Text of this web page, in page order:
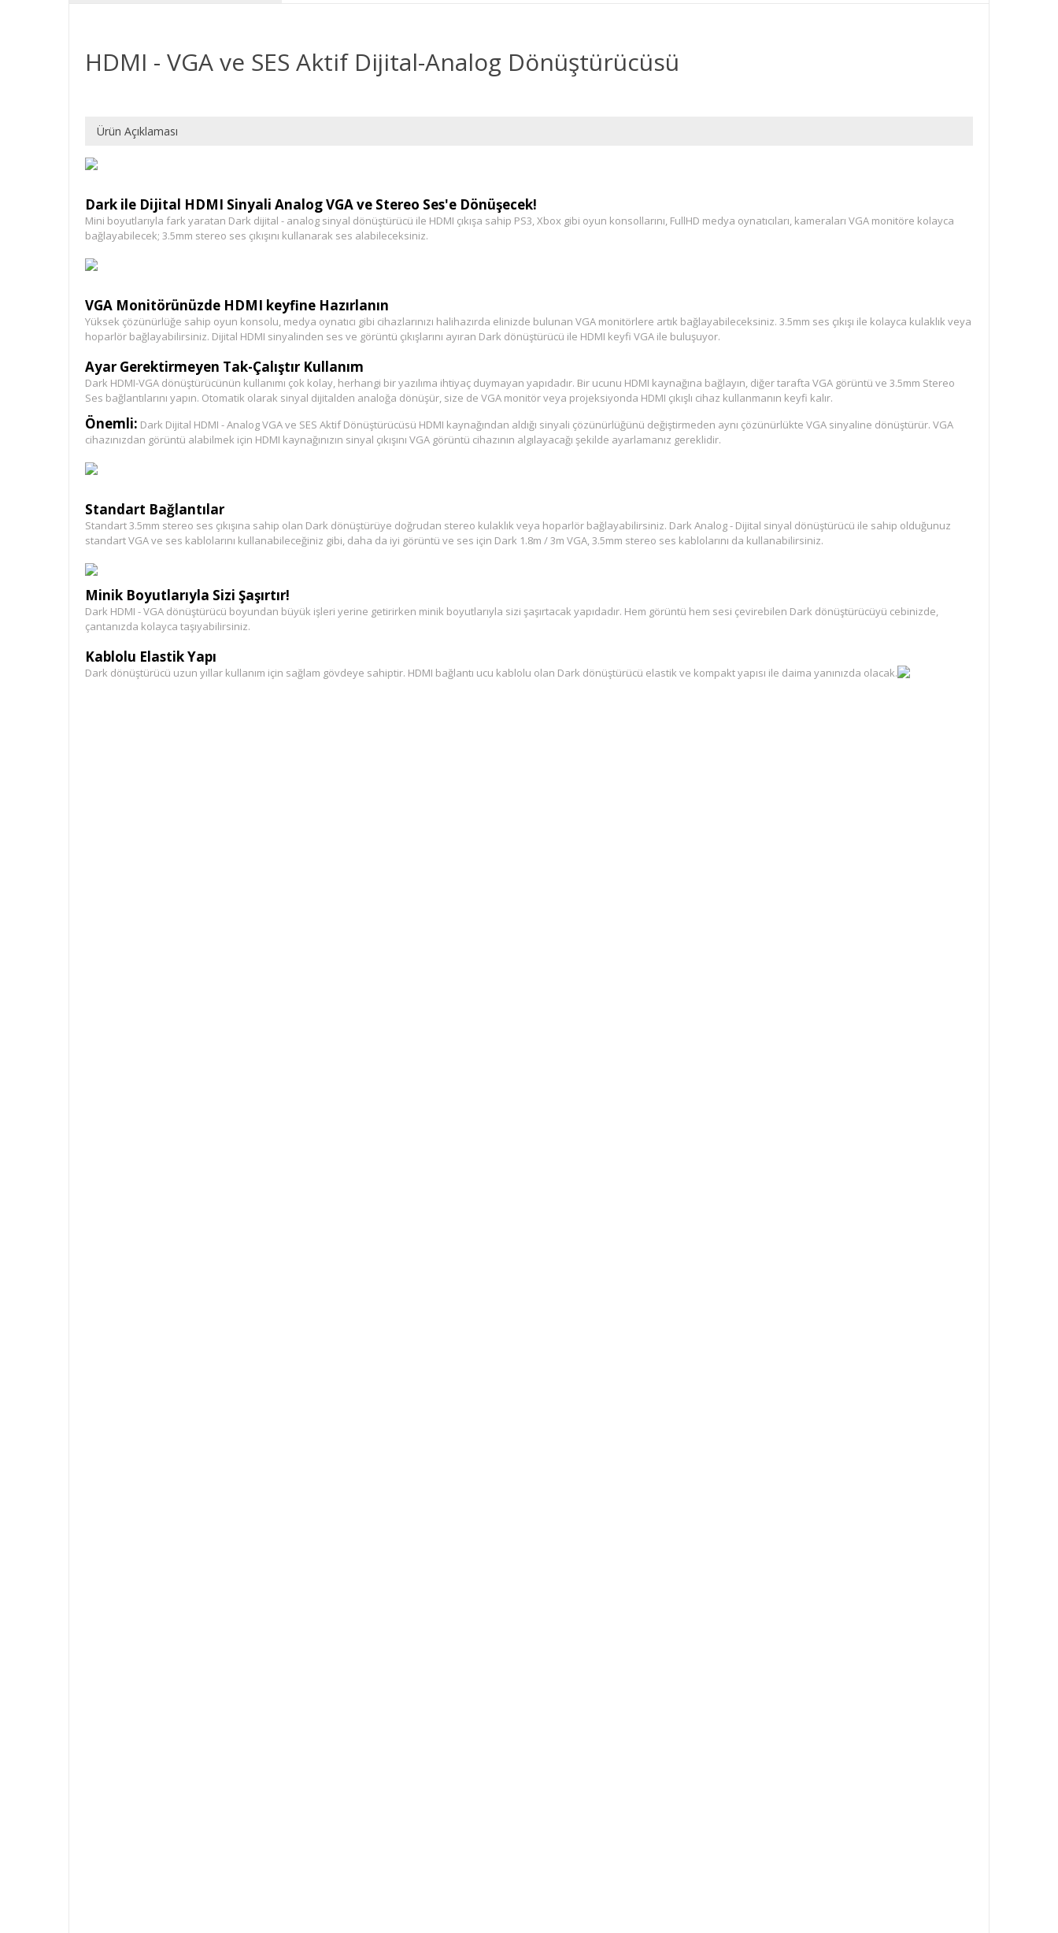
HDMI - VGA ve SES Aktif Dijital-Analog Dönüştürücüsü
Ürün Açıklaması
Dark ile Dijital HDMI Sinyali Analog VGA ve Stereo Ses'e Dönüşecek!
Mini boyutlarıyla fark yaratan Dark dijital - analog sinyal dönüştürücü ile HDMI çıkışa sahip PS3, Xbox gibi oyun konsollarını, FullHD medya oynatıcıları, kameraları VGA monitöre kolayca
bağlayabilecek; 3.5mm stereo ses çıkışını kullanarak ses alabileceksiniz.
VGA Monitörünüzde HDMI keyfine Hazırlanın
Yüksek çözünürlüğe sahip oyun konsolu, medya oynatıcı gibi cihazlarınızı halihazırda elinizde bulunan VGA monitörlere artık bağlayabileceksiniz. 3.5mm ses çıkışı ile kolayca kulaklık veya
hoparlör bağlayabilirsiniz. Dijital HDMI sinyalinden ses ve görüntü çıkışlarını ayıran Dark dönüştürücü ile HDMI keyfi VGA ile buluşuyor.
Ayar Gerektirmeyen Tak-Çalıştır Kullanım
Dark HDMI-VGA dönüştürücünün kullanımı çok kolay, herhangi bir yazılıma ihtiyaç duymayan yapıdadır. Bir ucunu HDMI kaynağına bağlayın, diğer tarafta VGA görüntü ve 3.5mm Stereo
Ses bağlantılarını yapın. Otomatik olarak sinyal dijitalden analoğa dönüşür, size de VGA monitör veya projeksiyonda HDMI çıkışlı cihaz kullanmanın keyfi kalır.
Önemli: Dark Dijital HDMI - Analog VGA ve SES Aktif Dönüştürücüsü HDMI kaynağından aldığı sinyali çözünürlüğünü değiştirmeden aynı çözünürlükte VGA sinyaline dönüştürür. VGA
cihazınızdan görüntü alabilmek için HDMI kaynağınızın sinyal çıkışını VGA görüntü cihazının algılayacağı şekilde ayarlamanız gereklidir.
Standart Bağlantılar
Standart 3.5mm stereo ses çıkışına sahip olan Dark dönüştürüye doğrudan stereo kulaklık veya hoparlör bağlayabilirsiniz. Dark Analog - Dijital sinyal dönüştürücü ile sahip olduğunuz
standart VGA ve ses kablolarını kullanabileceğiniz gibi, daha da iyi görüntü ve ses için Dark 1.8m / 3m VGA, 3.5mm stereo ses kablolarını da kullanabilirsiniz.
Minik Boyutlarıyla Sizi Şaşırtır!
Dark HDMI - VGA dönüştürücü boyundan büyük işleri yerine getirirken minik boyutlarıyla sizi şaşırtacak yapıdadır. Hem görüntü hem sesi çevirebilen Dark dönüştürücüyü cebinizde,
çantanızda kolayca taşıyabilirsiniz.
Kablolu Elastik Yapı
Dark dönüştürücü uzun yıllar kullanım için sağlam gövdeye sahiptir. HDMI bağlantı ucu kablolu olan Dark dönüştürücü elastik ve kompakt yapısı ile daima yanınızda olacak.